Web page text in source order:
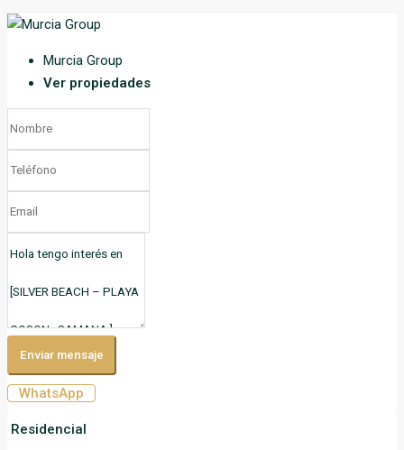
Murcia Group
Ver propiedades
Enviar mensaje
WhatsApp
Residencial